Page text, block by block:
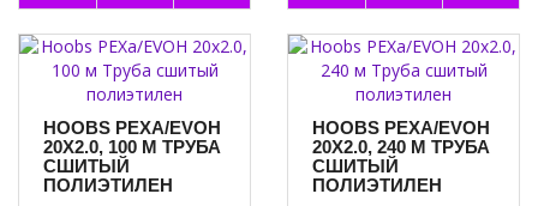
HOOBS PEXA/EVOH
20Х2.0, 100 М ТРУБА
СШИТЫЙ
ПОЛИЭТИЛЕН
HOOBS PEXA/EVOH
20Х2.0, 240 М ТРУБА
СШИТЫЙ
ПОЛИЭТИЛЕН